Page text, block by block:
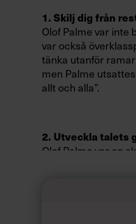
1. Skilj dig från
Olof Palme var inte
var också
tänka utanför
men Palme
allt och alla”.
2. Utveckla talets
Olof Palme var en